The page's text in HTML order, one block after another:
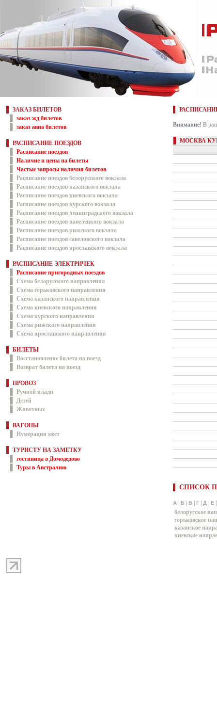
ЗАКАЗ БИЛЕТОВ
заказ жд билетов
заказ авиа билетов
РАСПИСАНИЕ ПОЕЗДОВ
Расписание поездов
Наличие и цены на билеты
Частые запросы наличия билетов
Расписание поездов белорусского вокзала
Расписание поездов казанского вокзала
Расписание поездов киевского вокзала
Расписание поездов курского вокзала
Расписание поездов ленинградского вокзала
Расписание поездов павелецкого вокзала
Расписание поездов рижского вокзала
Расписание поездов савеловского вокзала
Расписание поездов ярославского вокзала
РАСПИСАНИЕ ЭЛЕКТРИЧЕК
Расписание пригородных поездов
Схема белорусского направления
Схема горьковского направления
Схема казанского направления
Схема киевского направления
Схема курского направления
Схема рижского направления
Схема ярославского направления
БИЛЕТЫ
Восстановление билета на поезд
Возврат билета на поезд
ПРОВОЗ
Ручной клади
Детей
Животных
ВАГОНЫ
Нумерация мест
ТУРИСТУ НА ЗАМЕТКУ
гостиница в Домодедово
Туры в Австралию
Внимание! В
МОСКВА
СПИСОК
А Б В Г Д Е
белорусское
горьковское
казанское
киевское